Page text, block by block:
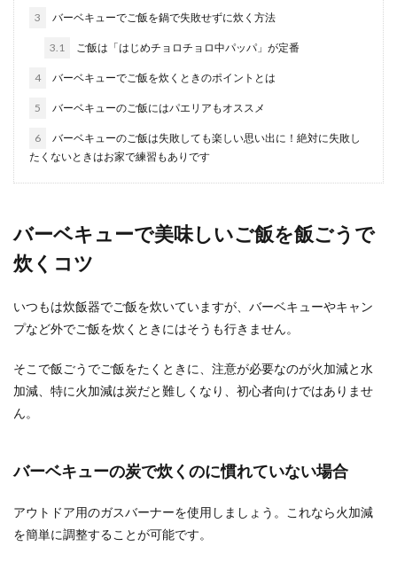
冷凍御飯を使ったリゾットレシピ。簡
単和風リゾットの作り方
ご飯がたくさんある時や、休日のランチなど、リ
ゾットを作ることもあると思います。リゾットは
ナスを炒める際にはアク抜きが不必
要？アク抜きの必要性について
梅干しの天日干しは夜もしたほうがい
3 バーベキューでご飯を鍋で失敗せずに炊く方法
3.1 ご飯は「はじめチョロチョロ中パッパ」が定番
4 バーベキューでご飯を炊くときのポイントとは
5 バーベキューのご飯にはパエリアもオススメ
6
バーベキューのご飯は失敗しても楽しい思い出に！絶対に失敗し
たくないときはお家で練習もありです
バーベキューで美味しいご飯を飯ごうで
炊くコツ
いつもは炊飯器でご飯を炊いていますが、バーベキューやキャン
プなど外でご飯を炊くときにはそうも行きません。
そこで飯ごうでご飯をたくときに、注意が必要なのが火加減と水
加減、特に火加減は炭だと難しくなり、初心者向けではありませ
ん。
バーベキューの炭で炊くのに慣れていない場合
アウトドア用のガスバーナーを使用しましょう。これなら火加減
を簡単に調整することが可能です。